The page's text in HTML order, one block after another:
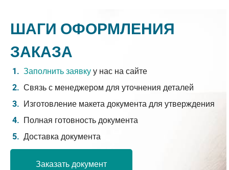
ШАГИ ОФОРМЛЕНИЯ
ЗАКАЗА
Заполнить заявкуу нас на сайте
Связь с менеджером для уточнения деталей
Изготовление макета документа для утверждения
Полная готовность документа
Доставка документа
Заказать документ